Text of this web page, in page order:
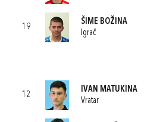
19
ŠIME BOŽINA
Igrač
12
IVAN MATUKINA
Vratar